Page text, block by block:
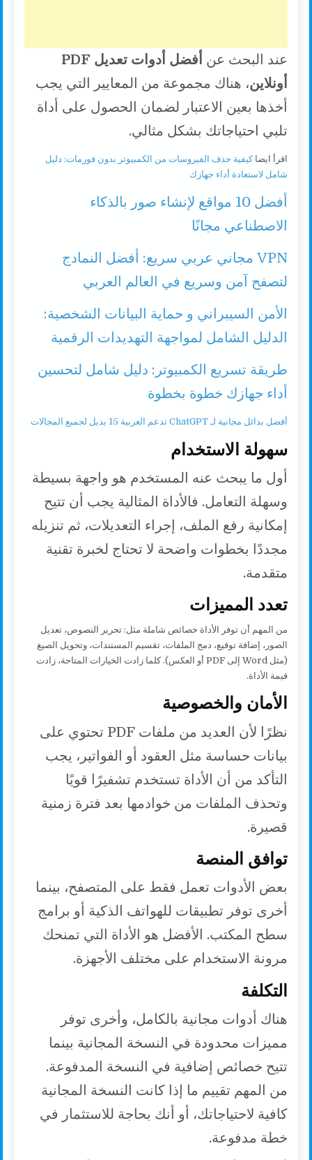
عند البحث عن
أفضل أدوات تعديل PDF
أونلاين، هناك مجموعة من المعايير التي يجب
أخذها بعين الاعتبار لضمان الحصول على أداة
تلبي احتياجاتك بشكل مثالي.
اقرأ ايضاكيفية حذف الفيروسات من الكمبيوتر بدون فورمات: دليل
شامل لاستعادة أداء جهازك
أفضل 10 مواقع لإنشاء صور بالذكاء
الاصطناعي مجانًا
VPN مجاني عربي سريع: أفضل النمادج
لتصفح آمن وسريع في العالم العربي
الأمن السيبراني و حماية البيانات الشخصية:
الدليل الشامل لمواجهة التهديدات الرقمية
طريقة تسريع الكمبيوتر: دليل شامل لتحسين
أداء جهازك خطوة بخطوة
أفضل بدائل مجانية لـ ChatGPT تدعم العربية 15 بديل لجميع المجالات
سهولة الاستخدام
أول ما يبحث عنه المستخدم هو واجهة بسيطة
وسهلة التعامل. فالأداة المثالية يجب أن تتيح
إمكانية رفع الملف، إجراء التعديلات، ثم تنزيله
مجددًا بخطوات واضحة لا تحتاج لخبرة تقنية
متقدمة.
تعدد المميزات
من المهم أن توفر الأداة خصائص شاملة مثل: تحرير النصوص، تعديل
الصور، إضافة توقيع، دمج الملفات، تقسيم المستندات، وتحويل الصيغ
(مثل Word إلى PDF أو العكس). كلما زادت الخيارات المتاحة، زادت
قيمة الأداة.
الأمان والخصوصية
نظرًا لأن العديد من ملفات PDF تحتوي على
بيانات حساسة مثل العقود أو الفواتير، يجب
التأكد من أن الأداة تستخدم تشفيرًا قويًا
وتحذف الملفات من خوادمها بعد فترة زمنية
قصيرة.
توافق المنصة
بعض الأدوات تعمل فقط على المتصفح، بينما
أخرى توفر تطبيقات للهواتف الذكية أو برامج
سطح المكتب. الأفضل هو الأداة التي تمنحك
مرونة الاستخدام على مختلف الأجهزة.
التكلفة
هناك أدوات مجانية بالكامل، وأخرى توفر
مميزات محدودة في النسخة المجانية بينما
تتيح خصائص إضافية في النسخة المدفوعة.
من المهم تقييم ما إذا كانت النسخة المجانية
كافية لاحتياجاتك، أو أنك بحاجة للاستثمار في
خطة مدفوعة.